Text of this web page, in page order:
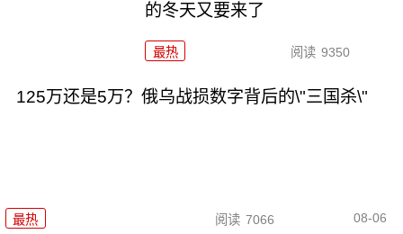
的冬天又要来了
最热 阅读 9350
125万还是5万？俄乌战损数字背后的\"三国杀\"
最热 阅读 7066 08-06